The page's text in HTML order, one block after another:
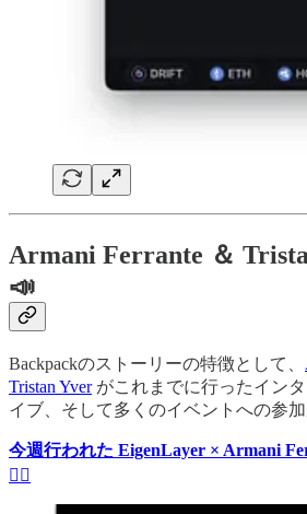
Armani Ferrante ＆
📣
Backpackのストーリーの特徴として、
Tristan Yverがこれまでに行ったイン
イブ、そして多くのイベントへの参加
今週行われた EigenLayer × Armani
😶‍🌫️